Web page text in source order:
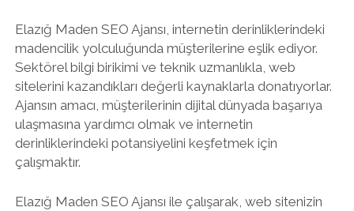
Elazığ Maden SEO Ajansı, internetin derinliklerindeki
madencilik yolculuğunda müşterilerine eşlik ediyor.
Sektörel bilgi birikimi ve teknik uzmanlıkla, web
sitelerini kazandıkları değerli kaynaklarla donatıyorlar.
Ajansın amacı, müşterilerinin dijital dünyada başarıya
ulaşmasına yardımcı olmak ve internetin
derinliklerindeki potansiyelini keşfetmek için
çalışmaktır.
Elazığ Maden SEO Ajansı ile çalışarak, web sitenizin